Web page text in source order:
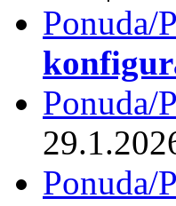
Ponuda/
Ponuda/
Ponuda/